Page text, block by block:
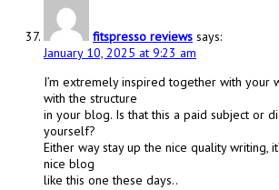
fitspresso reviews says:
January 10, 2025 at 9:23 am
I’m extremely inspired together with your
with the structure
in your blog. Is that this a paid subject or
yourself?
Either way stay up the nice quality writing,
nice blog
like this one these days..